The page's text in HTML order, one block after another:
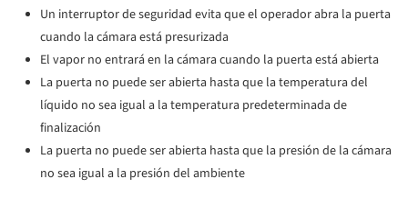
Un interruptor de seguridad evita que el operador abra la puerta
cuando la cámara está presurizada
El vapor no entrará en la cámara cuando la puerta está abierta
La puerta no puede ser abierta hasta que la temperatura del
líquido no sea igual a la temperatura predeterminada de
finalización
La puerta no puede ser abierta hasta que la presión de la cámara
no sea igual a la presión del ambiente